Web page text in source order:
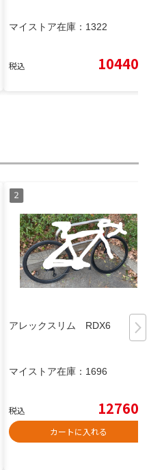
マイストア在庫： 1322
税込 10440
アレックスリム RDX6
マイストア在庫： 1696
税込 12760
カートに入れる